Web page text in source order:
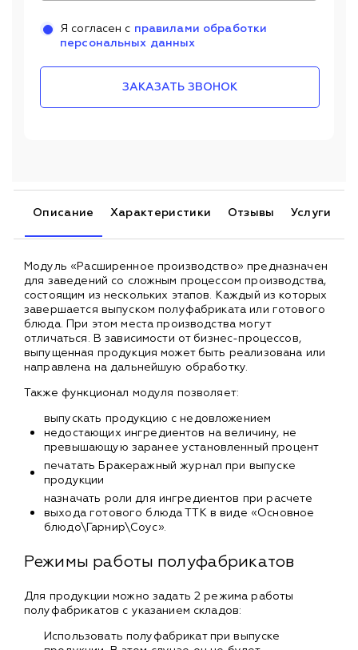
Я согласен с правилами обработки
персональных данных
ЗАКАЗАТЬ ЗВОНОК
Описание Характеристики Отзывы Услуги
Модуль «Расширенное производство» предназначен
для заведений со сложным процессом производства,
состоящим из нескольких этапов. Каждый из которых
завершается выпуском полуфабриката или готового
блюда. При этом места производства могут
отличаться. В зависимости от бизнес-процессов,
выпущенная продукция может быть реализована или
направлена на дальнейшую обработку.
Также функционал модуля позволяет:
выпускать продукцию с недовложением
недостающих ингредиентов на величину, не
превышающую заранее установленный процент
печатать Бракеражный журнал при выпуске
продукции
назначать роли для ингредиентов при расчете
выхода готового блюда ТТК в виде «Основное
блюдо\Гарнир\Соус».
Режимы работы полуфабрикатов
Для продукции можно задать 2 режима работы
полуфабрикатов с указанием складов:
Использовать полуфабрикат при выпуске